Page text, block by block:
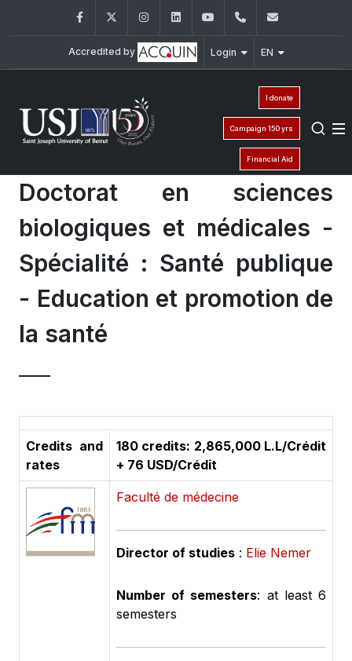
FacebookTwitter InstagramLinkedInYouTube+961 (1) 421 235
Accredited by Login EN
I donate
Campaign 150 yrs
Financial Aid
Doctorat en sciences
biologiques et médicales -
Spécialité : Santé publique
- Education et promotion de
la santé
Credits and
rates
180 credits: 2,865,000 L.L/Crédit
+ 76 USD/Crédit
Faculté de médecine
Director of studies : Elie Nemer
Number of semesters: at least 6
semesters